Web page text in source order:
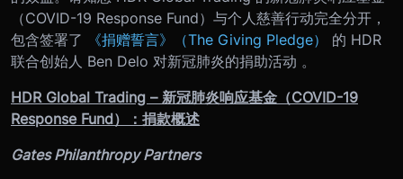
（COVID-19 Response Fund）与个人慈善行动完全分开，
包含签署了
《捐赠誓言》（The Giving Pledge）
的 HDR
联合创始人 Ben Delo 对新冠肺炎的捐助活动 。
HDR Global Trading – 新冠肺炎响应基金（COVID-19
Response Fund）：捐款概述
Gates Philanthropy Partners